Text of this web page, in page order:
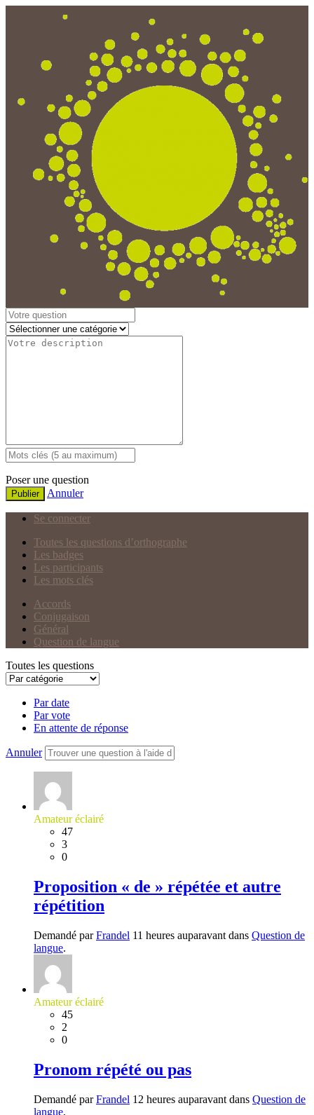
Poser une question
Publier Annuler
Se connecter
Toutes les questions d’orthographe
Les badges
Les participants
Les mots clés
Accords
Conjugaison
Général
Question de langue
Toutes les questions
Par date
Par vote
En attente de réponse
Annuler
Amateur éclairé
47
3
0
Proposition « de » répétée et autre
répétition
Demandé parFrandel 11 heures auparavant dans Question de
langue.
Amateur éclairé
45
2
0
Pronom répété ou pas
Demandé parFrandel 12 heures auparavant dans Question de
langue.